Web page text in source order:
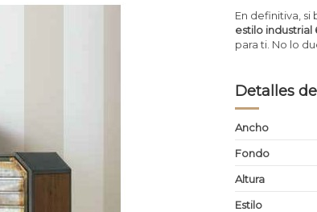
En definitiva,
estilo industrial
para ti. No lo
Detalles
Ancho
Fondo
Altura
Estilo